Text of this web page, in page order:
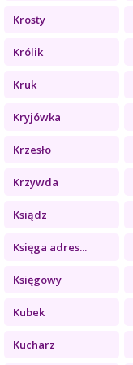
Krosty
Królik
Kruk
Kryjówka
Krzesło
Krzywda
Ksiądz
Księga adres...
Księgowy
Kubek
Kucharz